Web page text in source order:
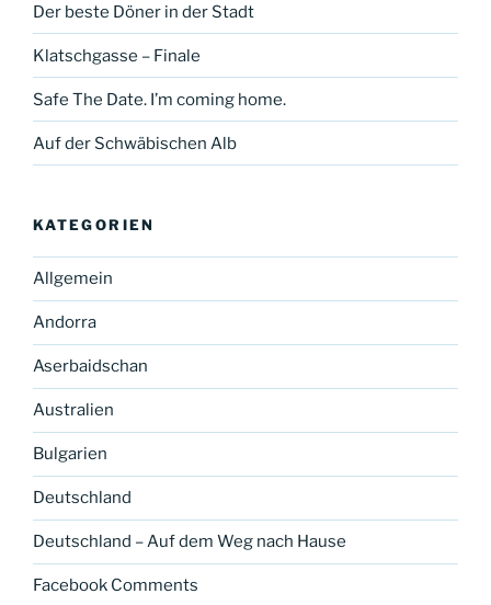
Der beste Döner in der Stadt
Klatschgasse – Finale
Safe The Date. I’m coming home.
Auf der Schwäbischen Alb
KATEGORIEN
Allgemein
Andorra
Aserbaidschan
Australien
Bulgarien
Deutschland
Deutschland – Auf dem Weg nach Hause
Facebook Comments